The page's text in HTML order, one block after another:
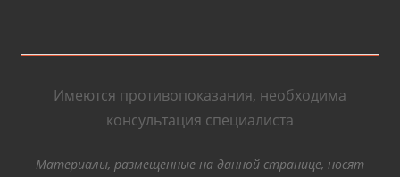
Имеются противопоказания, необходима
консультация специалиста
Материалы, размещенные на данной странице, носят